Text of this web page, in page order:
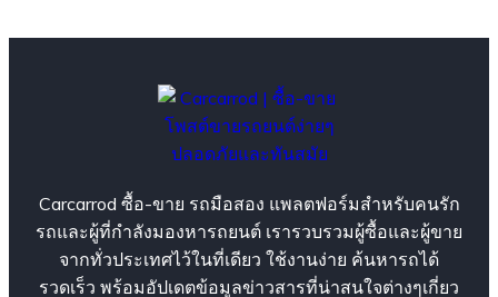
Carcarrod ซื้อ-ขาย รถมือสอง แพลตฟอร์มสำหรับคนรัก
รถและผู้ที่กำลังมองหารถยนต์ เรารวบรวมผู้ซื้อและผู้ขาย
จากทั่วประเทศไว้ในที่เดียว ใช้งานง่าย ค้นหารถได้
รวดเร็ว พร้อมอัปเดตข้อมูลข่าวสารที่น่าสนใจต่างๆเกี่ยว